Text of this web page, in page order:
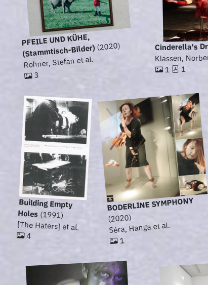
PFEILE UND KÜHE,
(Stammtisch-Bilder)(2020)
Rohner, Stefan et al.
3
Cinderella's
Klassen,
1 1
Building Empty
Holes (1991)
[The Haters] et al.
4
BODERLINE SYMPHONY
(2020)
Séra, Hanga et al.
1